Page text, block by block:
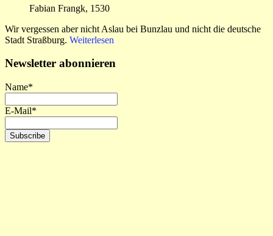
Fabian Frangk, 1530
Wir vergessen aber nicht Aslau bei Bunzlau und nicht die deutsche
Stadt Straßburg. Weiterlesen
Newsletter abonnieren
Name*
E-Mail*